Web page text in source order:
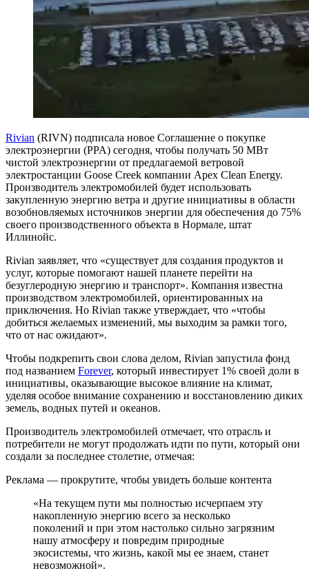
Rivian (RIVN) подписала новое Соглашение о покупке
электроэнергии (PPA) сегодня, чтобы получать 50 МВт
чистой электроэнергии от предлагаемой ветровой
электростанции Goose Creek компании Apex Clean Energy.
Производитель электромобилей будет использовать
закупленную энергию ветра и другие инициативы в области
возобновляемых источников энергии для обеспечения до 75%
своего производственного объекта в Нормале, штат
Иллинойс.
Rivian заявляет, что «существует для создания продуктов и
услуг, которые помогают нашей планете перейти на
безуглеродную энергию и транспорт». Компания известна
производством электромобилей, ориентированных на
приключения. Но Rivian также утверждает, что «чтобы
добиться желаемых изменений, мы выходим за рамки того,
что от нас ожидают».
Чтобы подкрепить свои слова делом, Rivian запустила фонд
под названием Forever, который инвестирует 1% своей доли в
инициативы, оказывающие высокое влияние на климат,
уделяя особое внимание сохранению и восстановлению диких
земель, водных путей и океанов.
Производитель электромобилей отмечает, что отрасль и
потребители не могут продолжать идти по пути, который они
создали за последнее столетие, отмечая:
Реклама — прокрутите, чтобы увидеть больше контента
«На текущем пути мы полностью исчерпаем эту
накопленную энергию всего за несколько
поколений и при этом настолько сильно загрязним
нашу атмосферу и повредим природные
экосистемы, что жизнь, какой мы ее знаем, станет
невозможной».